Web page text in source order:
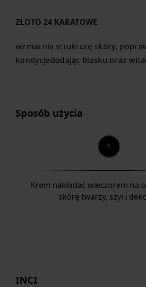
ZŁOTO 24 KARATOWE
wzmacnia strukturę skóry,
kondycjedodając blasku oraz
Sposób użycia
Krem nakładać wieczorem na
skórę twarzy, szyi i
INCI